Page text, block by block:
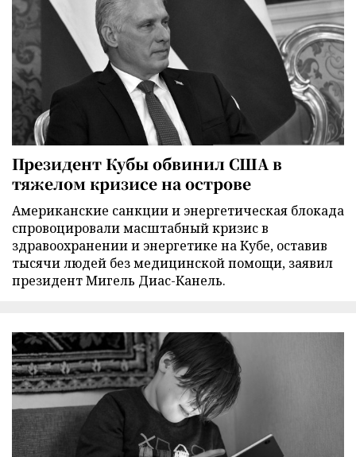
Президент Кубы обвинил США в
тяжелом кризисе на острове
Американские санкции и энергетическая блокада
спровоцировали масштабный кризис в
здравоохранении и энергетике на Кубе, оставив
тысячи людей без медицинской помощи, заявил
президент Мигель Диас-Канель.